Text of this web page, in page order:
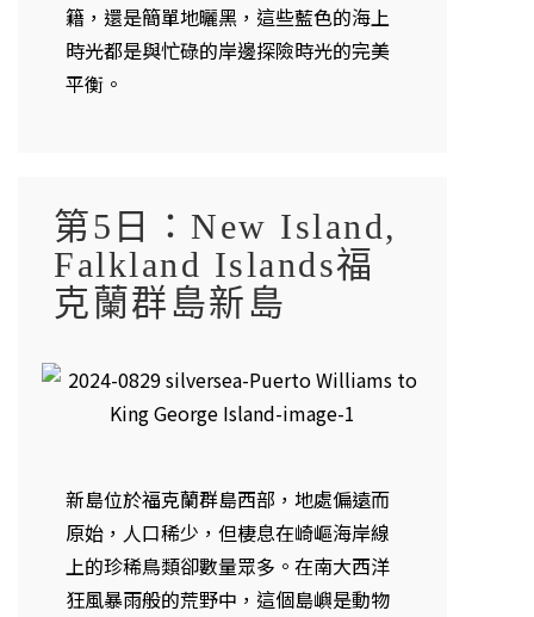
籍，還是簡單地曬黑，這些藍色的海上
時光都是與忙碌的岸邊探險時光的完美
平衡。
第5日：New Island,
Falkland Islands福
克蘭群島新島
新島位於福克蘭群島西部，地處偏遠而
原始，人口稀少，但棲息在崎嶇海岸線
上的珍稀鳥類卻數量眾多。在南大西洋
狂風暴雨般的荒野中，這個島嶼是動物